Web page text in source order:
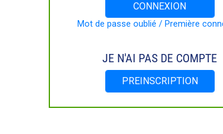
CONNEXION
Mot de passe oublié / Première
JE N'AI PAS DE COMPTE
PREINSCRIPTION